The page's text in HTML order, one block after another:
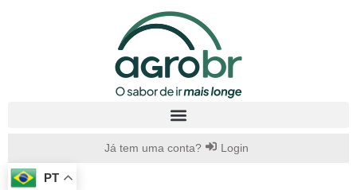
Já tem uma conta? Login
PT